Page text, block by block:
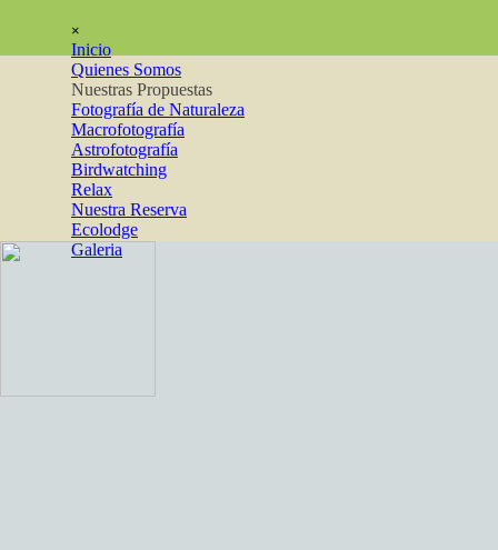
×
Inicio
Quienes Somos
Nuestras Propuestas
Fotografía de Naturaleza
Macrofotografía
Astrofotografía
Birdwatching
Relax
Nuestra Reserva
Ecolodge
Galeria